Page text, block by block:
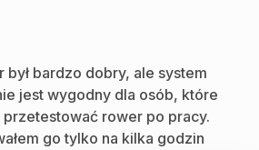
był bardzo dobry, ale system
jest wygodny dla osób, które
przetestować rower po pracy.
go tylko na kilka godzin